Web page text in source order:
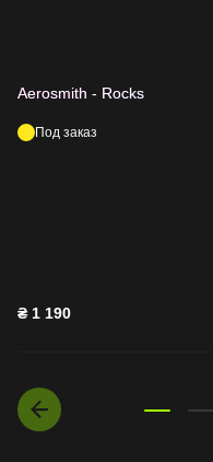
Aerosmith - Rocks
Под заказ
₴ 1 190